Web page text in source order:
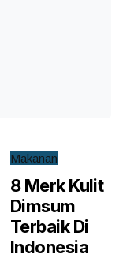
Makanan
8 Merk Kulit
Dimsum
Terbaik Di
Indonesia